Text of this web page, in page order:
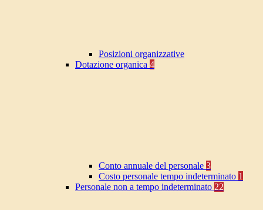
Posizioni organizzative
Dotazione organica 4
Conto annuale del personale 3
Costo personale tempo indeterminato 1
Personale non a tempo indeterminato 22